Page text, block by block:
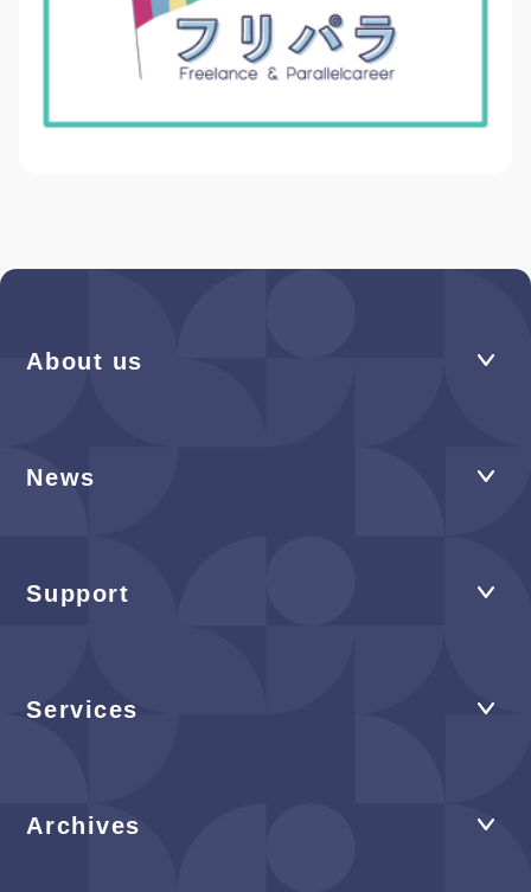
About us
News
Support
Services
Archives